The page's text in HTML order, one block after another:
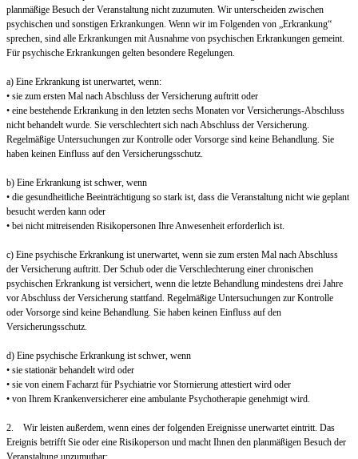
planmäßige Besuch der Veranstaltung nicht zuzumuten. Wir unterscheiden zwischen
psychischen und sonstigen Erkrankungen. Wenn wir im Folgenden von „Erkrankung“
sprechen, sind alle Erkrankungen mit Ausnahme von psychischen Erkrankungen gemeint.
Für psychische Erkrankungen gelten besondere Regelungen.
a) Eine Erkrankung ist unerwartet, wenn:
• sie zum ersten Mal nach Abschluss der Versicherung auftritt oder
• eine bestehende Erkrankung in den letzten sechs Monaten vor Versicherungs-Abschluss
nicht behandelt wurde. Sie verschlechtert sich nach Abschluss der Versicherung.
Regelmäßige Untersuchungen zur Kontrolle oder Vorsorge sind keine Behandlung. Sie
haben keinen Einfluss auf den Versicherungsschutz.
b) Eine Erkrankung ist schwer, wenn
• die gesundheitliche Beeinträchtigung so stark ist, dass die Veranstaltung nicht wie geplant
besucht werden kann oder
• bei nicht mitreisenden Risikopersonen Ihre Anwesenheit erforderlich ist.
c) Eine psychische Erkrankung ist unerwartet, wenn sie zum ersten Mal nach Abschluss
der Versicherung auftritt. Der Schub oder die Verschlechterung einer chronischen
psychischen Erkrankung ist versichert, wenn die letzte Behandlung mindestens drei Jahre
vor Abschluss der Versicherung stattfand. Regelmäßige Untersuchungen zur Kontrolle
oder Vorsorge sind keine Behandlung. Sie haben keinen Einfluss auf den
Versicherungsschutz.
d) Eine psychische Erkrankung ist schwer, wenn
• sie stationär behandelt wird oder
• sie von einem Facharzt für Psychiatrie vor Stornierung attestiert wird oder
• von Ihrem Krankenversicherer eine ambulante Psychotherapie genehmigt wird.
2. Wir leisten außerdem, wenn eines der folgenden Ereignisse unerwartet eintritt. Das
Ereignis betrifft Sie oder eine Risikoperson und macht Ihnen den planmäßigen Besuch der
Veranstaltung unzumutbar: